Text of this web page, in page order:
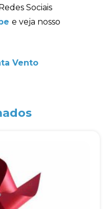
Sociais
e veja nosso
Vento